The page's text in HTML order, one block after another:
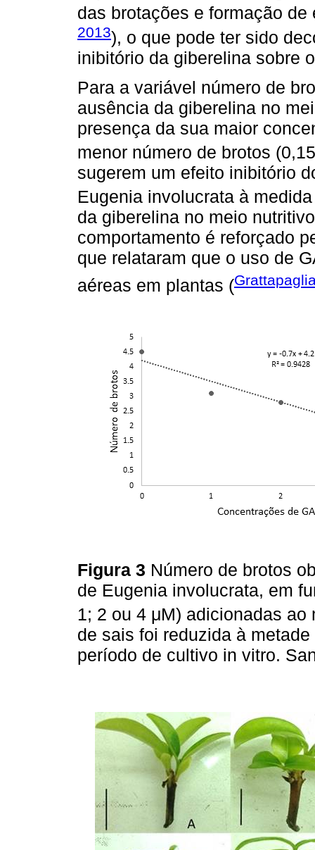
das brotações e formação
2013), o que pode ter sido
inibitório da giberelina sobre
Para a variável número de
ausência da giberelina no
presença da sua maior
menor número de brotos
sugerem um efeito inibitório
Eugenia involucrata à
da giberelina no meio
comportamento é reforçado
que relataram que o uso de
aéreas em plantas (
Figura 3 Número de brotos
de Eugenia involucrata, em
1; 2 ou 4 μM) adicionadas
de sais foi reduzida à
período de cultivo in vitro.